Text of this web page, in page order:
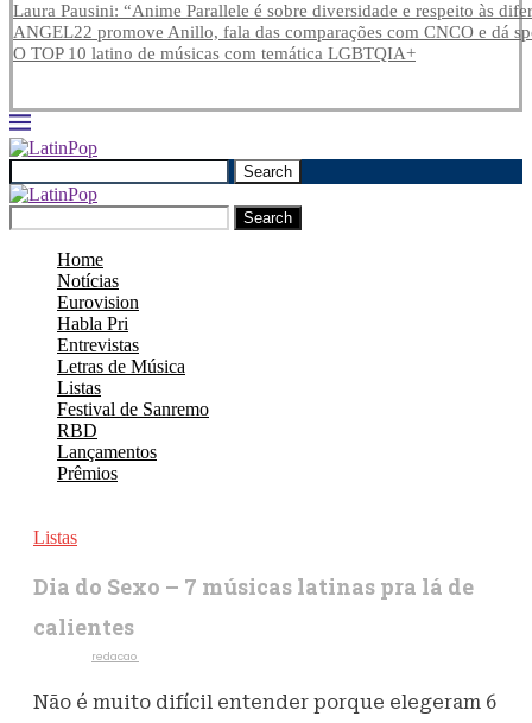
Laura Pausini: “Anime Parallele é sobre diversidade e respeito às
ANGEL22 promove Anillo, fala das comparações com CNCO e dá
O TOP 10 latino de músicas com temática LGBTQIA+
Search
Search
Home
Notícias
Eurovision
Habla Pri
Entrevistas
Letras de Música
Listas
Festival de Sanremo
RBD
Lançamentos
Prêmios
Listas
Dia do Sexo – 7 músicas latinas pra lá de
calientes
redacao
Não é muito difícil entender porque elegeram 6